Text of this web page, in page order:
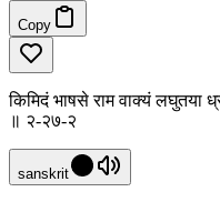
Copy
किमिदं भाषसे राम वाक्यं लघुतया
॥ २-२७-२
sanskrit